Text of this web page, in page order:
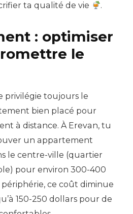
ta qualité de vie
.
: optimiser
le
privilégie toujours le
bien placé pour
à distance. À Erevan, tu
un appartement
le centre-ville (quartier
pour environ 300-400
périphérie, ce coût diminue
150-250 dollars pour de